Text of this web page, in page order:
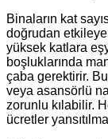
Binaların kat
doğrudan
yüksek katlara
boşluklarında
çaba gerektirir.
veya asansörlü
zorunlu kılabilir.
ücretler